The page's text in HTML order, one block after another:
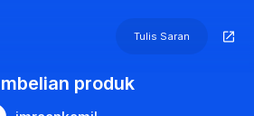
Tulis Saran
produk